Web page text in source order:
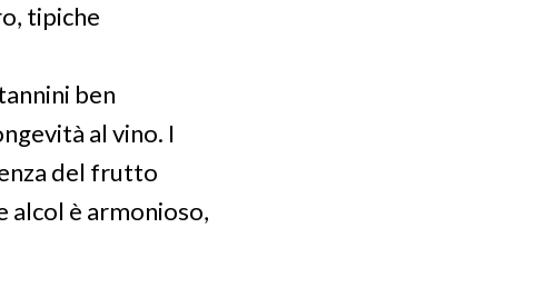
tipiche
ben
al vino. I
del frutto
alcol è armonioso,